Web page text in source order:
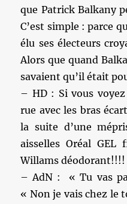
que Patrick Balkany
C’est simple : parce
élu ses électeurs
Alors que quand
savaient qu’il était
– HD : Si vous
rue avec les bras
la suite d’une
aisselles Oréal
Willams déodorant!!!!
– AdN : « Tu vas
« Non je vais chez le